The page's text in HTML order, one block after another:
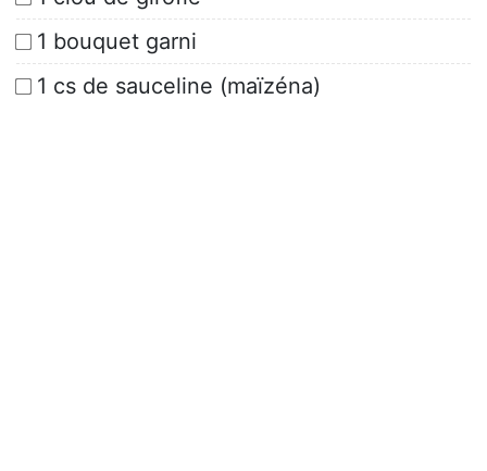
1 bouquet garni
1 cs de sauceline (maïzéna)